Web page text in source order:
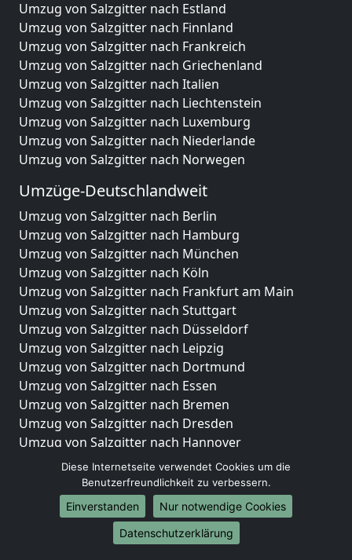
Umzug von Salzgitter nach Estland
Umzug von Salzgitter nach Finnland
Umzug von Salzgitter nach Frankreich
Umzug von Salzgitter nach Griechenland
Umzug von Salzgitter nach Italien
Umzug von Salzgitter nach Liechtenstein
Umzug von Salzgitter nach Luxemburg
Umzug von Salzgitter nach Niederlande
Umzug von Salzgitter nach Norwegen
Umzüge-Deutschlandweit
Umzug von Salzgitter nach Berlin
Umzug von Salzgitter nach Hamburg
Umzug von Salzgitter nach München
Umzug von Salzgitter nach Köln
Umzug von Salzgitter nach Frankfurt am Main
Umzug von Salzgitter nach Stuttgart
Umzug von Salzgitter nach Düsseldorf
Umzug von Salzgitter nach Leipzig
Umzug von Salzgitter nach Dortmund
Umzug von Salzgitter nach Essen
Umzug von Salzgitter nach Bremen
Umzug von Salzgitter nach Dresden
Umzug von Salzgitter nach Hannover
Umzug von Salzgitter nach Nürnberg
Umzug von Salzgitter nach Duisburg
Umzug von Salzgitter nach Bochum
Umzug von Salzgitter nach Wuppertal
Umzug von Salzgitter nach Bielefeld
Diese Internetseite verwendet Cookies um die
Benutzerfreundlichkeit zu verbessern.
Einverstanden
Nur notwendige Cookies
Datenschutzerklärung